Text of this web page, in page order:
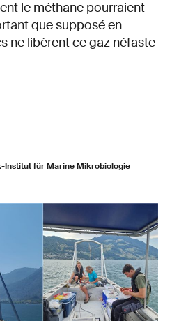
le méthane pourraient
que supposé en
ne libèrent ce gaz néfaste
Institut für Marine Mikrobiologie